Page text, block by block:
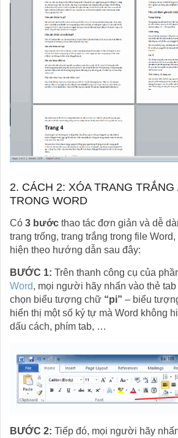
2. CÁCH 2: XÓA TRANG TRẮNG
TRONG WORD
Có 3 bước thao tác đơn giản và dễ
trang trống, trang trắng trong file
hiện theo hướng dẫn sau đây:
BƯỚC 1: Trên thanh công cụ của
Word, mọi người hãy nhấn vào thẻ tab
chọn biểu tượng chữ “pi” – biểu
hiển thị một số ký tự mà Word không
dấu cách, phím tab, …
BƯỚC 2: Tiếp đó, mọi người hãy